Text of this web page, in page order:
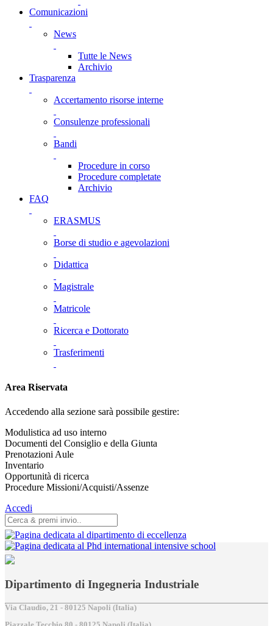
Comunicazioni
News
Tutte le News
Archivio
Trasparenza
Accertamento risorse interne
Consulenze professionali
Bandi
Procedure in corso
Procedure completate
Archivio
FAQ
ERASMUS
Borse di studio e agevolazioni
Didattica
Magistrale
Matricole
Ricerca e Dottorato
Trasferimenti
Area Riservata
Accedendo alla sezione sarà possibile gestire:
Modulistica ad uso interno
Documenti del Consiglio e della Giunta
Prenotazioni Aule
Inventario
Opportunità di ricerca
Procedure Missioni/Acquisti/Assenze
Accedi
Dipartimento di Ingegneria Industriale
Via Claudio, 21 - 80125 Napoli (Italia)